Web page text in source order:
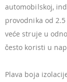
automobilskoj,
provodnika od
veće struje u
često koristi u
Plava boja